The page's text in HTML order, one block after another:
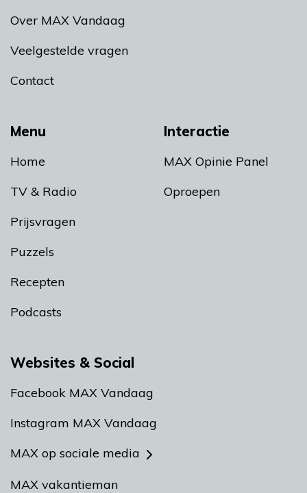
Menu
Home
TV & Radio
Prijsvragen
Puzzels
Recepten
Podcasts
Interactie
MAX Opinie Panel
Oproepen
Over MAX Vandaag
Veelgestelde vragen
Contact
Websites & Social
Facebook MAX Vandaag
Instagram MAX Vandaag
MAX op sociale media
MAX vakantieman